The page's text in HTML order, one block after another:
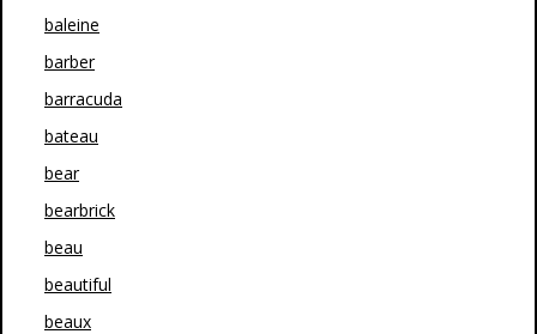
baleine
barber
barracuda
bateau
bear
bearbrick
beau
beautiful
beaux